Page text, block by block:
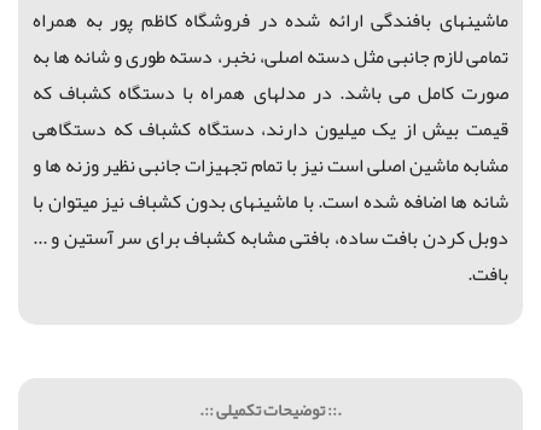
ماشینهای بافندگی ارائه شده در فروشگاه کاظم پور به همراه
تمامی لازم جانبی مثل دسته اصلی، نخبر، دسته طوری و شانه ها به
صورت کامل می باشد. در مدلهای همراه با دستگاه کشباف که
قیمت بیش از یک میلیون دارند، دستگاه کشباف که دستگاهی
مشابه ماشین اصلی است نیز با تمام تجهیزات جانبی نظیر وزنه ها و
شانه ها اضافه شده است. با ماشینهای بدون کشباف نیز میتوان با
دوبل کردن بافت ساده، بافتی مشابه کشباف برای سر آستین و ...
بافت.
.:: توضیحات تکمیلی ::.